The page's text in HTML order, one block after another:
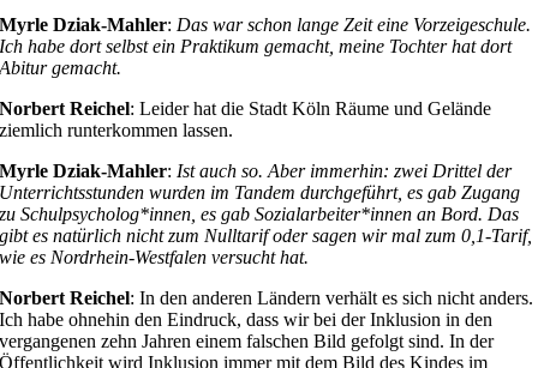
Myrle Dziak-Mahler: Das war schon lange Zeit eine Vorzeigeschule.
Ich habe dort selbst ein Praktikum gemacht, meine Tochter hat dort
Abitur gemacht.
Norbert Reichel: Leider hat die Stadt Köln Räume und Gelände
ziemlich runterkommen lassen.
Myrle Dziak-Mahler: Ist auch so. Aber immerhin: zwei Drittel der
Unterrichtsstunden wurden im Tandem durchgeführt, es gab Zugang
zu Schulpsycholog*innen, es gab Sozialarbeiter*innen an Bord. Das
gibt es natürlich nicht zum Nulltarif oder sagen wir mal zum 0,1-Tarif,
wie es Nordrhein-Westfalen versucht hat.
Norbert Reichel: In den anderen Ländern verhält es sich nicht anders.
Ich habe ohnehin den Eindruck, dass wir bei der Inklusion in den
vergangenen zehn Jahren einem falschen Bild gefolgt sind. In der
Öffentlichkeit wird Inklusion immer mit dem Bild des Kindes im